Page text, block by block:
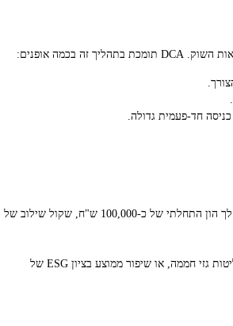
קבע סכום ותדירות. דוגמה פרקטית: 1,000–5,000 ש"ח לחודש אם אתה מתחיל עם סכום פנוי נמוך. אם יש לך הון התחלתי של כ‑100,000 ש"ח, שקול שילוב של
מדדי מעקב. הגדר מדדי ESG מרכזיים שתעקוב אחריהם, לדוגמה סך הכנסות מחידושי בר קיימא, ירידה בפליטות גזי חממה, או שיפור ממוצע בציון ESG של